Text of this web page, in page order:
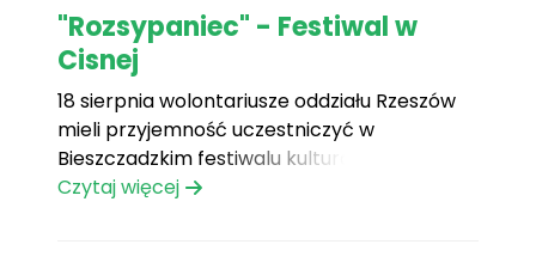
"Rozsypaniec" - Festiwal w
Cisnej
18 sierpnia wolontariusze oddziału Rzeszów
mieli przyjemność uczestniczyć w
Bieszczadzkim festiwalu kulturowym
„Rozsypaniec 2012″ w Dołżycy koło Cisnej.
Czytaj więcej